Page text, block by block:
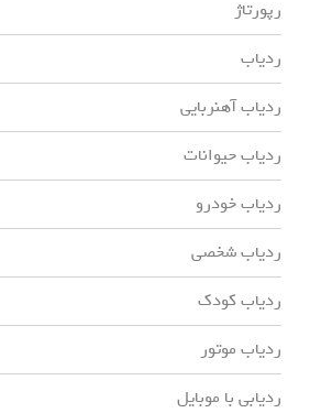
رپورتاژ
ردیاب
ردیاب آهنربایی
ردیاب حیوانات
ردیاب خودرو
ردیاب شخصی
ردیاب کودک
ردیاب موتور
ردیابی با موبایل